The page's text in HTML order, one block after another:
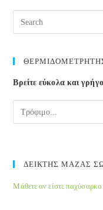
Βρείτε εύκολα και
ΔΕΙΚΤΗΣ ΜΑΖΑΣ
Μάθετε αν είστε παχύσαρκο